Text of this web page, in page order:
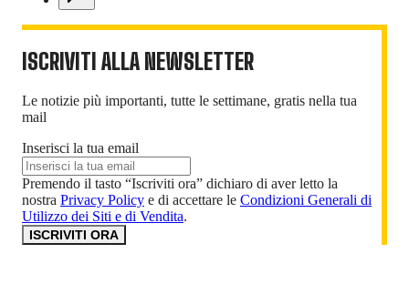
ISCRIVITI ALLA NEWSLETTER
Le notizie più importanti, tutte le settimane, gratis nella tua
mail
Inserisci la tua email
Premendo il tasto “Iscriviti ora” dichiaro di aver letto la
nostra Privacy Policy e di accettare le Condizioni Generali di
Utilizzo dei Siti e di Vendita.
ISCRIVITI ORA